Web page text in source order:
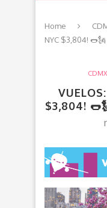
Home
NYC $3,804!
CDMX
$3,804!